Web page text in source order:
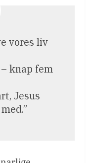
vores liv
– knap fem
Jesus